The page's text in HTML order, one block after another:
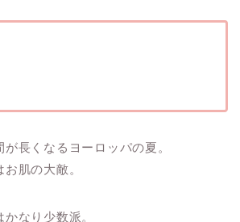
長くなるヨーロッパの夏。
肌の大敵。
なり少数派。